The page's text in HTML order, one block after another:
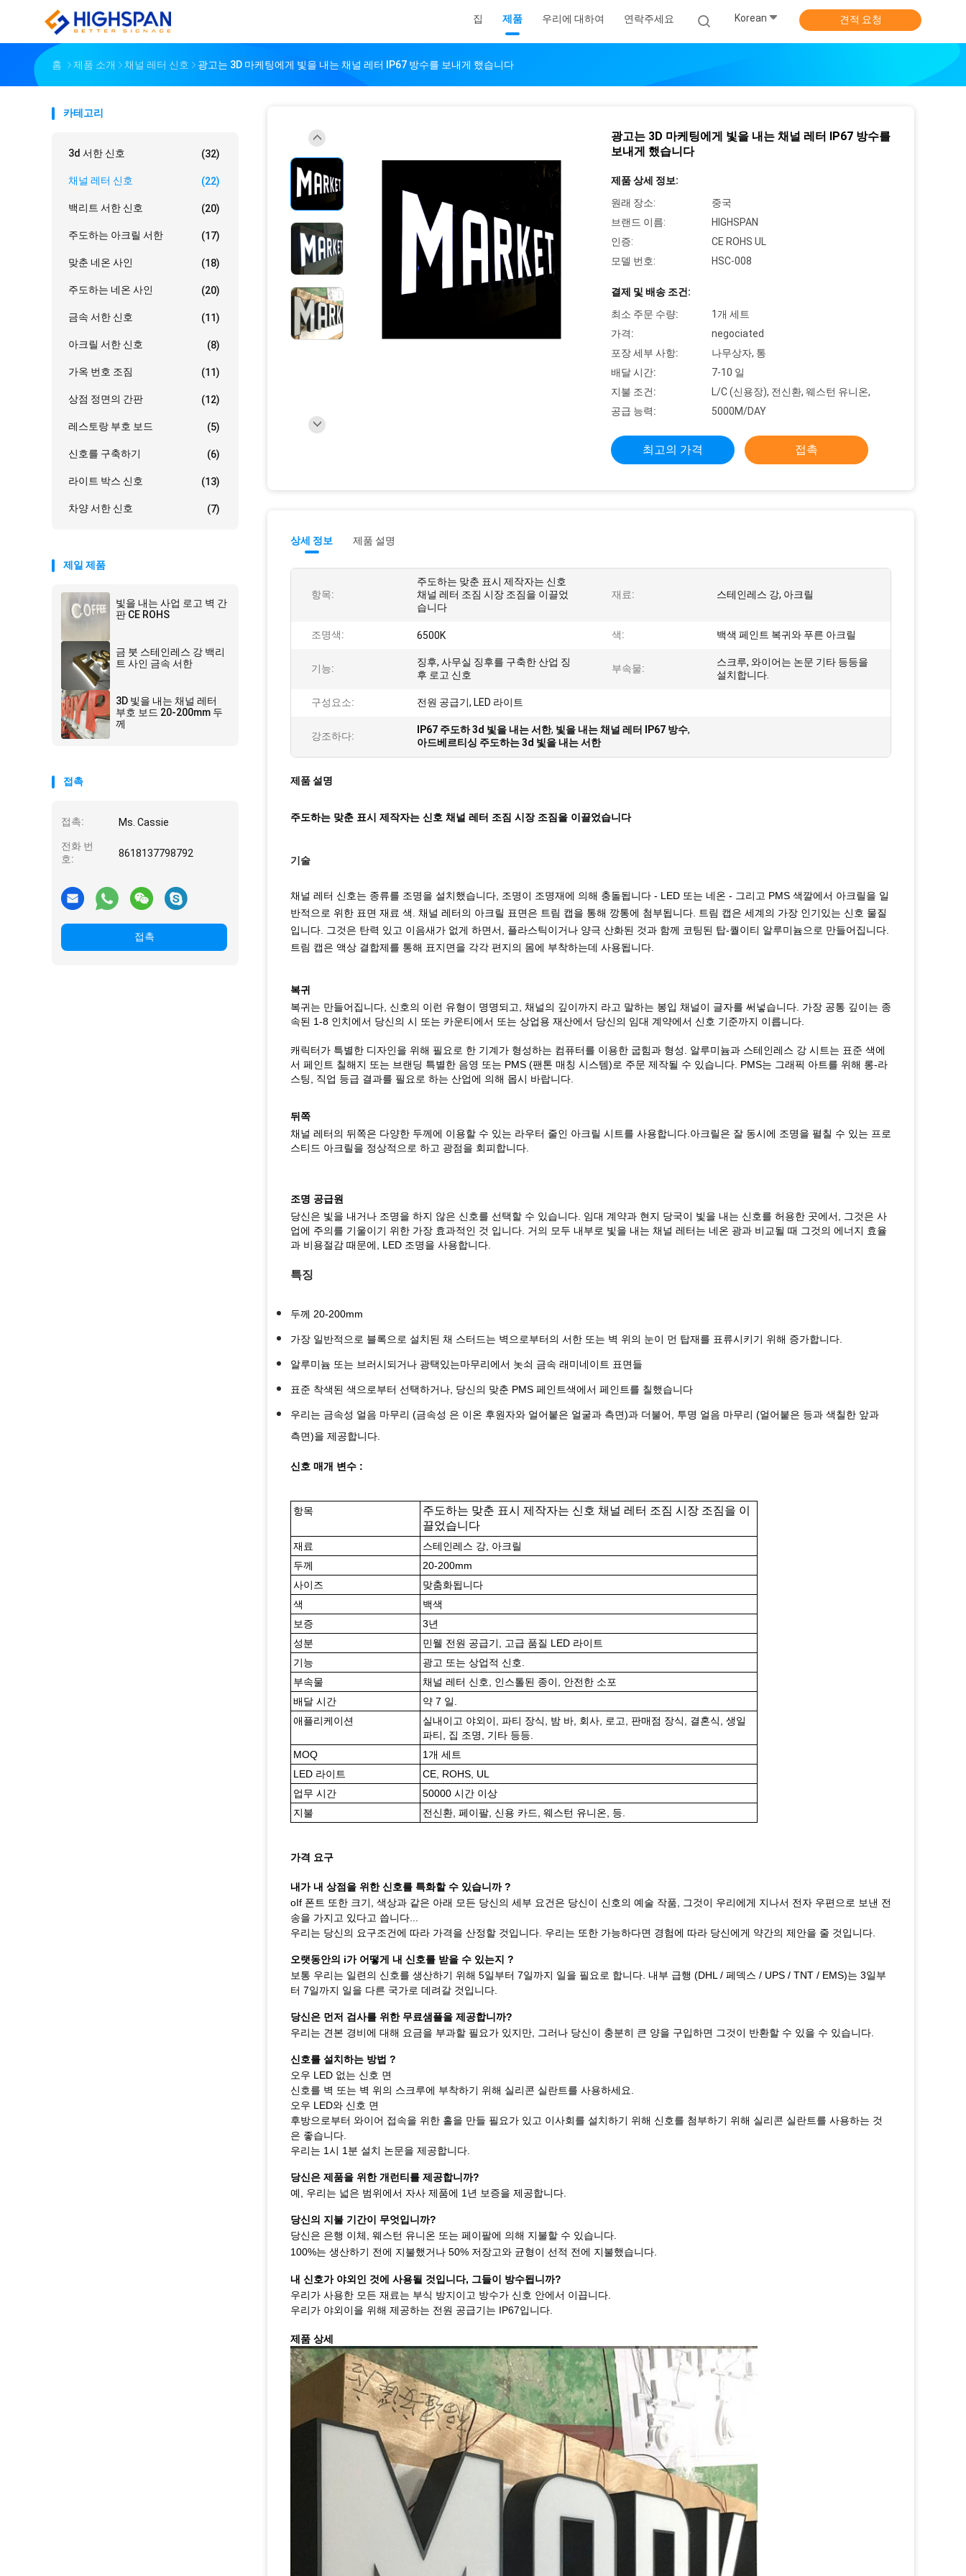
집 제품 우리에 대하여 연락주세요 Korean 견적 요청
홈 제품 소개 채널 레터 신호 광고는 3D 마케팅에게 빛을 내는 채널 레터 IP67 방수를 보내게 했습니다
카테고리
3d 서한 신호 (32)
채널 레터 신호 (22)
백리트 서한 신호 (20)
주도하는 아크릴 서한 (17)
맞춘 네온 사인 (18)
주도하는 네온 사인 (20)
금속 서한 신호 (11)
아크릴 서한 신호 (8)
가옥 번호 조짐 (11)
상점 정면의 간판 (12)
레스토랑 부호 보드 (5)
신호를 구축하기 (6)
라이트 박스 신호 (13)
차양 서한 신호 (7)
제일 제품
빛을 내는 사업 로고 벽 간
판 CE ROHS
금 붓 스테인레스 강 백리
트 사인 금속 서한
3D 빛을 내는 채널 레터
부호 보드 20-200mm 두
께
접촉
접촉: Ms. Cassie
전화 번
호:
8618137798792
접촉
광고는 3D 마케팅에게 빛을 내는 채널 레터 IP67 방수를
보내게 했습니다
제품 상세 정보:
원래 장소:
중국
브랜드 이름:
HIGHSPAN
인증:
CE ROHS UL
모델 번호:
HSC-008
결제 및 배송 조건:
최소 주문 수량:
1개 세트
가격:
negociated
포장 세부 사항:
나무상자, 통
배달 시간:
7-10 일
지불 조건:
L/C (신용장), 전신환, 웨스턴 유니온,
공급 능력:
5000M/DAY
최고의 가격 접촉
상세 정보 제품 설명
항목:
주도하는 맞춘 표시 제작자는 신호
채널 레터 조짐 시장 조짐을 이끌었
습니다
재료: 스테인레스 강, 아크릴
조명색: 6500K 색: 백색 페인트 복귀와 푸른 아크릴
기능:
징후, 사무실 징후를 구축한 산업 징
후 로고 신호
부속물:
스크루, 와이어는 논문 기타 등등을
설치합니다.
구성요소: 전원 공급기, LED 라이트
강조하다:
IP67 주도하 3d 빛을 내는 서한, 빛을 내는 채널 레터 IP67 방수,
아드베르티싱 주도하는 3d 빛을 내는 서한
제품 설명
주도하는 맞춘 표시 제작자는 신호 채널 레터 조짐 시장 조짐을 이끌었습니다
기술
채널 레터 신호는 종류를 조명을 설치했습니다, 조명이 조명재에 의해 충돌됩니다 - LED 또는 네온 - 그리고 PMS 색깔에서 아크릴을 일
반적으로 위한 표면 재료 색. 채널 레터의 아크릴 표면은 트림 캡을 통해 깡통에 첨부됩니다. 트림 캡은 세계의 가장 인기있는 신호 물질
입니다. 그것은 탄력 있고 이음새가 없게 하면서, 플라스틱이거나 양극 산화된 것과 함께 코팅된 탑-퀄이티 알루미늄으로 만들어집니다.
트림 캡은 액상 결합제를 통해 표지면을 각각 편지의 몸에 부착하는데 사용됩니다.
복귀
복귀는 만들어집니다, 신호의 이런 유형이 명명되고, 채널의 깊이까지 라고 말하는 봉입 채널이 글자를 써넣습니다. 가장 공통 깊이는 종
속된 1-8 인치에서 당신의 시 또는 카운티에서 또는 상업용 재산에서 당신의 임대 계약에서 신호 기준까지 이릅니다.
캐릭터가 특별한 디자인을 위해 필요로 한 기계가 형성하는 컴퓨터를 이용한 굽힘과 형성. 알루미늄과 스테인레스 강 시트는 표준 색에
서 페인트 칠해지 또는 브랜딩 특별한 음영 또는 PMS (팬톤 매칭 시스템)로 주문 제작될 수 있습니다. PMS는 그래픽 아트를 위해 롱-라
스팅, 직업 등급 결과를 필요로 하는 산업에 의해 몹시 바랍니다.
뒤쪽
채널 레터의 뒤쪽은 다양한 두께에 이용할 수 있는 라우터 줄인 아크릴 시트를 사용합니다.아크릴은 잘 동시에 조명을 펼칠 수 있는 프로
스티드 아크릴을 정상적으로 하고 광점을 회피합니다.
조명 공급원
당신은 빛을 내거나 조명을 하지 않은 신호를 선택할 수 있습니다. 임대 계약과 현지 당국이 빛을 내는 신호를 허용한 곳에서, 그것은 사
업에 주의를 기울이기 위한 가장 효과적인 것 입니다. 거의 모두 내부로 빛을 내는 채널 레터는 네온 광과 비교될 때 그것의 에너지 효율
과 비용절감 때문에, LED 조명을 사용합니다.
특징
두께 20-200mm
가장 일반적으로 블록으로 설치된 채 스터드는 벽으로부터의 서한 또는 벽 위의 눈이 먼 탑재를 표류시키기 위해 증가합니다.
알루미늄 또는 브러시되거나 광택있는마무리에서 놋쇠 금속 래미네이트 표면들
표준 착색된 색으로부터 선택하거나, 당신의 맞춘 PMS 페인트색에서 페인트를 칠했습니다
우리는 금속성 얼음 마무리 (금속성 은 이온 후원자와 얼어붙은 얼굴과 측면)과 더불어, 투명 얼음 마무리 (얼어붙은 등과 색칠한 앞과
측면)을 제공합니다.
신호 매개 변수 :
항목
주도하는 맞춘 표시 제작자는 신호 채널 레터 조짐 시장 조짐을 이
끌었습니다
재료
스테인레스 강, 아크릴
두께
20-200mm
사이즈
맞춤화됩니다
색
백색
보증
3년
성분
민웰 전원 공급기, 고급 품질 LED 라이트
기능
광고 또는 상업적 신호.
부속물
채널 레터 신호, 인스톨된 종이, 안전한 소포
배달 시간
약 7 일.
애플리케이션
실내이고 야외이, 파티 장식, 밤 바, 회사, 로고, 판매점 장식, 결혼식, 생일
파티, 집 조명, 기타 등등.
MOQ
1개 세트
LED 라이트
CE, ROHS, UL
업무 시간
50000 시간 이상
지불
전신환, 페이팔, 신용 카드, 웨스턴 유니온, 등.
가격 요구
내가 내 상점을 위한 신호를 특화할 수 있습니까 ?
oIf 폰트 또한 크기, 색상과 같은 아래 모든 당신의 세부 요건은 당신이 신호의 예술 작품, 그것이 우리에게 지나서 전자 우편으로 보낸 전
송을 가지고 있다고 씁니다...
우리는 당신의 요구조건에 따라 가격을 산정할 것입니다. 우리는 또한 가능하다면 경험에 따라 당신에게 약간의 제안을 줄 것입니다.
오랫동안의 i가 어떻게 내 신호를 받을 수 있는지 ?
보통 우리는 일련의 신호를 생산하기 위해 5일부터 7일까지 일을 필요로 합니다. 내부 급행 (DHL / 페덱스 / UPS / TNT / EMS)는 3일부
터 7일까지 일을 다른 국가로 데려갈 것입니다.
당신은 먼저 검사를 위한 무료샘플을 제공합니까?
우리는 견본 경비에 대해 요금을 부과할 필요가 있지만, 그러나 당신이 충분히 큰 양을 구입하면 그것이 반환할 수 있을 수 있습니다.
신호를 설치하는 방법 ?
오우 LED 없는 신호 면
신호를 벽 또는 벽 위의 스크루에 부착하기 위해 실리콘 실란트를 사용하세요.
오우 LED와 신호 면
후방으로부터 와이어 접속을 위한 홀을 만들 필요가 있고 이사회를 설치하기 위해 신호를 첨부하기 위해 실리콘 실란트를 사용하는 것
은 좋습니다.
우리는 1시 1분 설치 논문을 제공합니다.
당신은 제품을 위한 개런티를 제공합니까?
예, 우리는 넓은 범위에서 자사 제품에 1년 보증을 제공합니다.
당신의 지불 기간이 무엇입니까?
당신은 은행 이체, 웨스턴 유니온 또는 페이팔에 의해 지불할 수 있습니다.
100%는 생산하기 전에 지불했거나 50% 저장고와 균형이 선적 전에 지불했습니다.
내 신호가 야외인 것에 사용될 것입니다, 그들이 방수됩니까?
우리가 사용한 모든 재료는 부식 방지이고 방수가 신호 안에서 이끕니다.
우리가 야외이을 위해 제공하는 전원 공급기는 IP67입니다.
제품 상세